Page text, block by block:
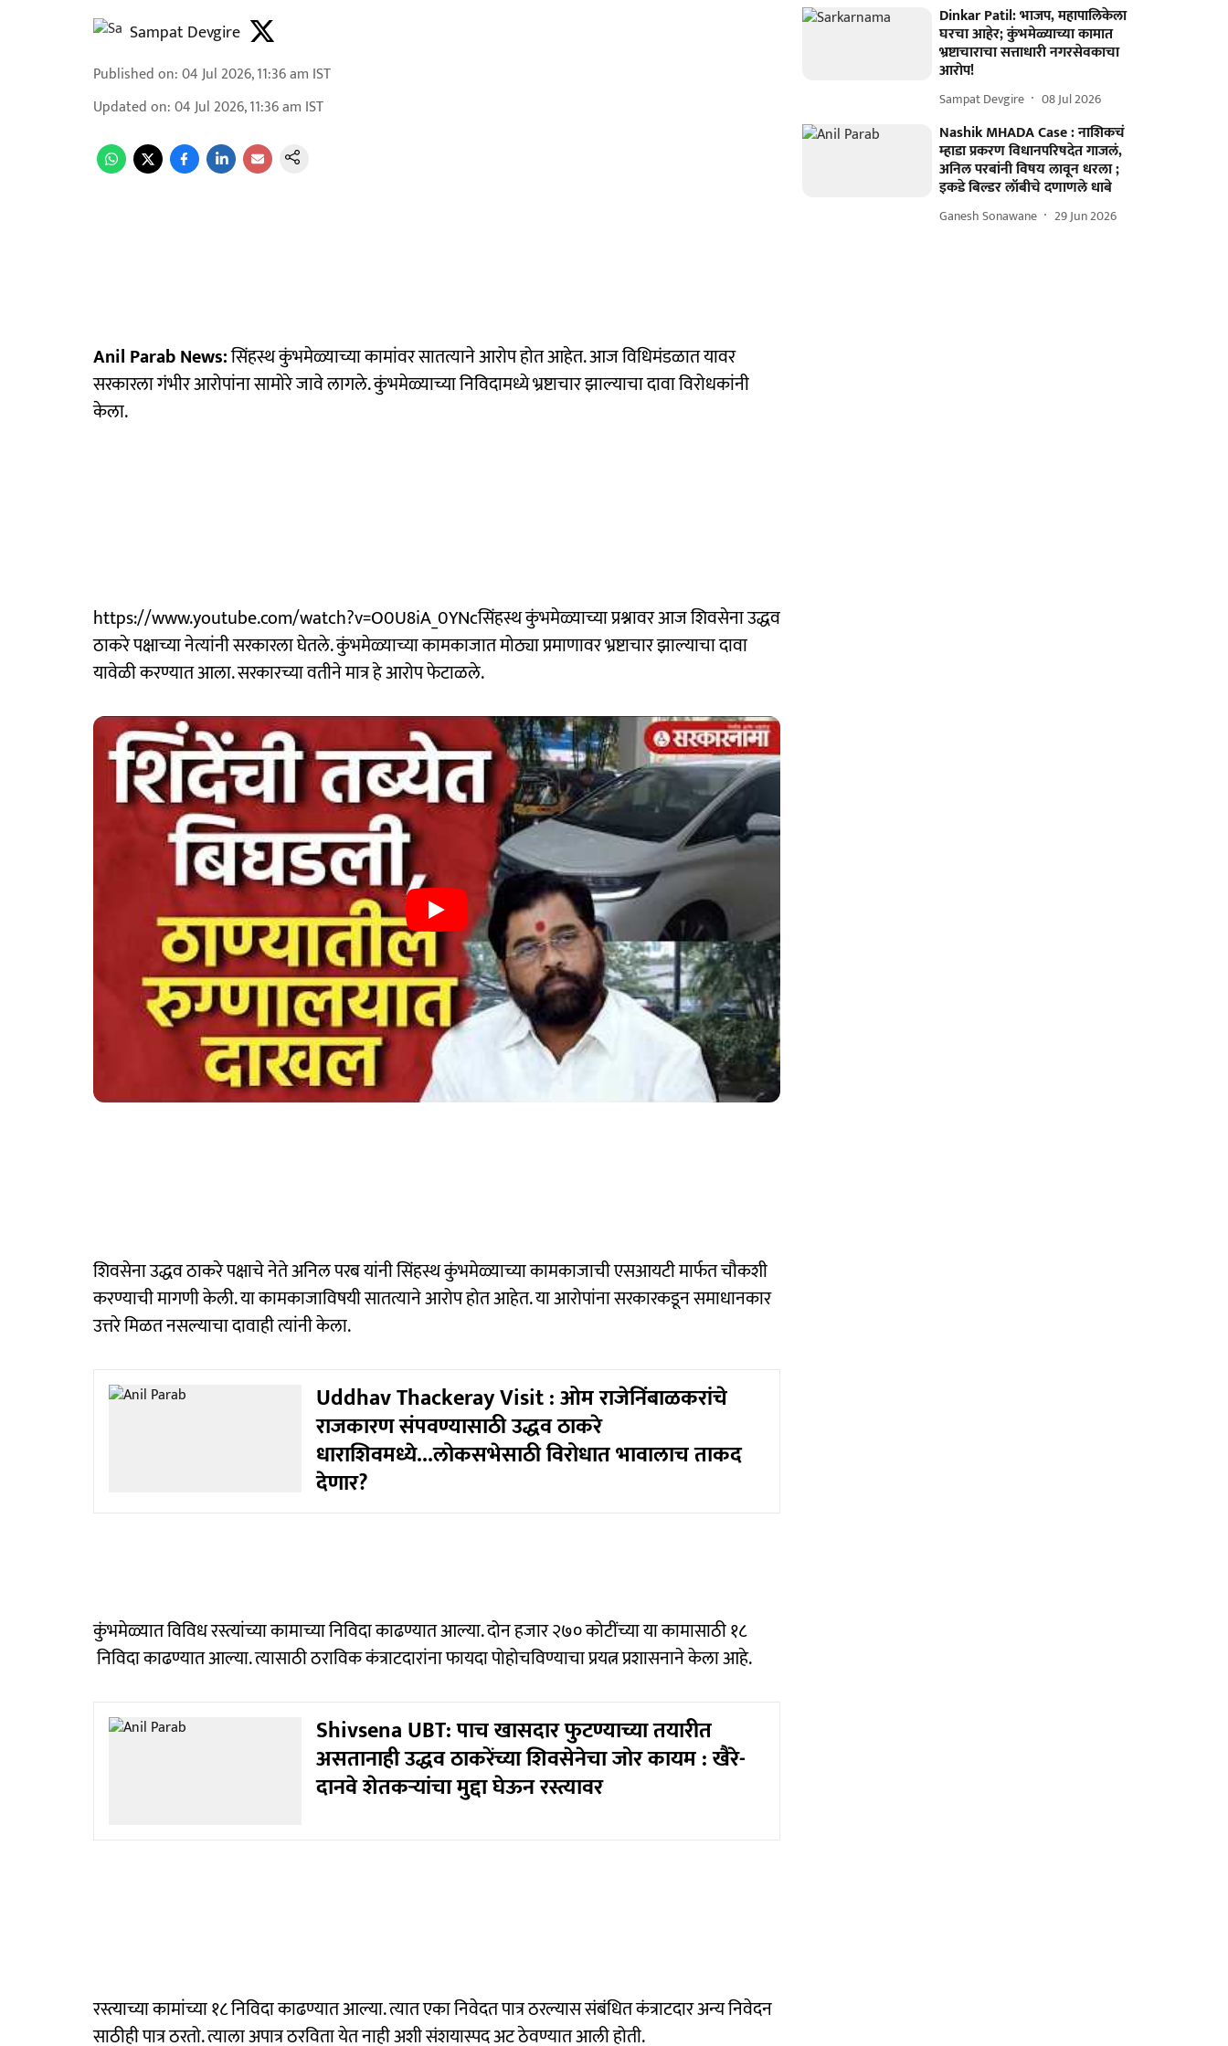
Sampat Devgire
Published on:04 Jul 2026, 11:36 am IST
Updated on:04 Jul 2026, 11:36 am IST
Anil Parab News:सिंहस्थ कुंभमेळ्याच्या कामांवर सातत्याने आरोप होत आहेत. आज विधिमंडळात यावर
सरकारला गंभीर आरोपांना सामोरे जावे लागले. कुंभमेळ्याच्या निविदामध्ये भ्रष्टाचार झाल्याचा दावा विरोधकांनी
केला.
https://www.youtube.com/watch?v=O0U8iA_0YNcसिंहस्थ कुंभमेळ्याच्या प्रश्नावर आज शिवसेना उद्धव
ठाकरे पक्षाच्या नेत्यांनी सरकारला घेतले. कुंभमेळ्याच्या कामकाजात मोठ्या प्रमाणावर भ्रष्टाचार झाल्याचा दावा
यावेळी करण्यात आला. सरकारच्या वतीने मात्र हे आरोप फेटाळले.
शिवसेना उद्धव ठाकरे पक्षाचे नेते अनिल परब यांनी सिंहस्थ कुंभमेळ्याच्या कामकाजाची एसआयटी मार्फत चौकशी
करण्याची मागणी केली. या कामकाजाविषयी सातत्याने आरोप होत आहेत. या आरोपांना सरकारकडून समाधानकार
उत्तरे मिळत नसल्याचा दावाही त्यांनी केला.
Uddhav Thackeray Visit : ओम राजेनिंबाळकरांचे
राजकारण संपवण्यासाठी उद्धव ठाकरे
धाराशिवमध्ये...लोकसभेसाठी विरोधात भावालाच ताकद
देणार?
कुंभमेळ्यात विविध रस्त्यांच्या कामाच्या निविदा काढण्यात आल्या. दोन हजार २७० कोटींच्या या कामासाठी १८
निविदा काढण्यात आल्या. त्यासाठी ठराविक कंत्राटदारांना फायदा पोहोचविण्याचा प्रयत्न प्रशासनाने केला आहे.
Shivsena UBT: पाच खासदार फुटण्याच्या तयारीत
असतानाही उद्धव ठाकरेंच्या शिवसेनेचा जोर कायम : खैरे-
दानवे शेतकऱ्यांचा मुद्दा घेऊन रस्त्यावर
रस्त्याच्या कामांच्या १८ निविदा काढण्यात आल्या. त्यात एका निवेदत पात्र ठरल्यास संबंधित कंत्राटदार अन्य निवेदन
साठीही पात्र ठरतो. त्याला अपात्र ठरविता येत नाही अशी संशयास्पद अट ठेवण्यात आली होती.
Dinkar Patil: भाजप, महापालिकेला
घरचा आहेर; कुंभमेळ्याच्या कामात
भ्रष्टाचाराचा सत्ताधारी नगरसेवकाचा
आरोप!
Sampat Devgire 08 Jul 2026
Nashik MHADA Case : नाशिकचं
म्हाडा प्रकरण विधानपरिषदेत गाजलं,
अनिल परबांनी विषय लावून धरला ;
इकडे बिल्डर लॉबीचे दणाणले धाबे
Ganesh Sonawane 29 Jun 2026